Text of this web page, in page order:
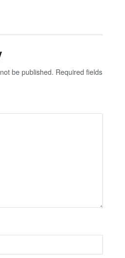
be published. Required fields